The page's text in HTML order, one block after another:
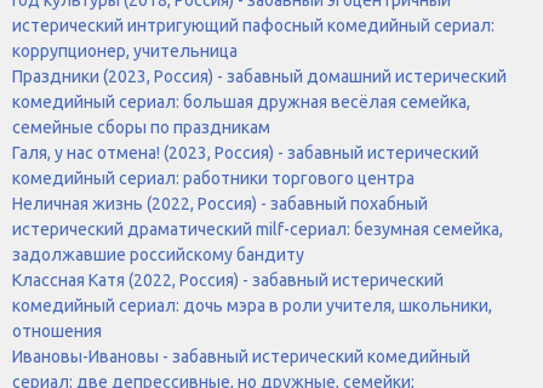
истерический интригующий пафосный комедийный сериал:
коррупционер, учительница
Праздники (2023, Россия) - забавный домашний истерический
комедийный сериал: большая дружная весёлая семейка,
семейные сборы по праздникам
Галя, у нас отмена! (2023, Россия) - забавный истерический
комедийный сериал: работники торгового центра
Неличная жизнь (2022, Россия) - забавный похабный
истерический драматический milf-сериал: безумная семейка,
задолжавшие российскому бандиту
Классная Катя (2022, Россия) - забавный истерический
комедийный сериал: дочь мэра в роли учителя, школьники,
отношения
Ивановы-Ивановы - забавный истерический комедийный
сериал: две депрессивные, но дружные, семейки;